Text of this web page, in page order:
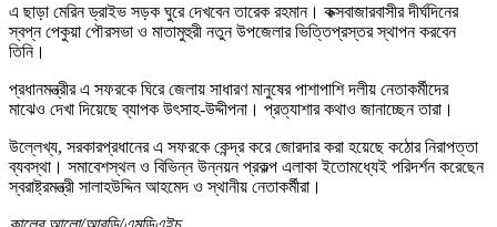
এ ছাড়া মেরিন ড্রাইভ সড়ক ঘুরে দেখবেন তারেক রহমান। কক্সবাজারবাসীর দীর্ঘদিনের
স্বপ্ন পেকুয়া পৌরসভা ও মাতামুহুরী নতুন উপজেলার ভিত্তিপ্রস্তর স্থাপন করবেন
তিনি।
প্রধানমন্ত্রীর এ সফরকে ঘিরে জেলায় সাধারণ মানুষের পাশাপাশি দলীয় নেতাকর্মীদের
মাঝেও দেখা দিয়েছে ব্যাপক উৎসাহ-উদ্দীপনা। প্রত্যাশার কথাও জানাচ্ছেন তারা।
উল্লেখ্য, সরকারপ্রধানের এ সফরকে কেন্দ্র করে জোরদার করা হয়েছে কঠোর নিরাপত্তা
ব্যবস্থা। সমাবেশস্থল ও বিভিন্ন উন্নয়ন প্রকল্প এলাকা ইতোমধ্যেই পরিদর্শন করেছেন
স্বরাষ্ট্রমন্ত্রী সালাহউদ্দিন আহমেদ ও স্থানীয় নেতাকর্মীরা।